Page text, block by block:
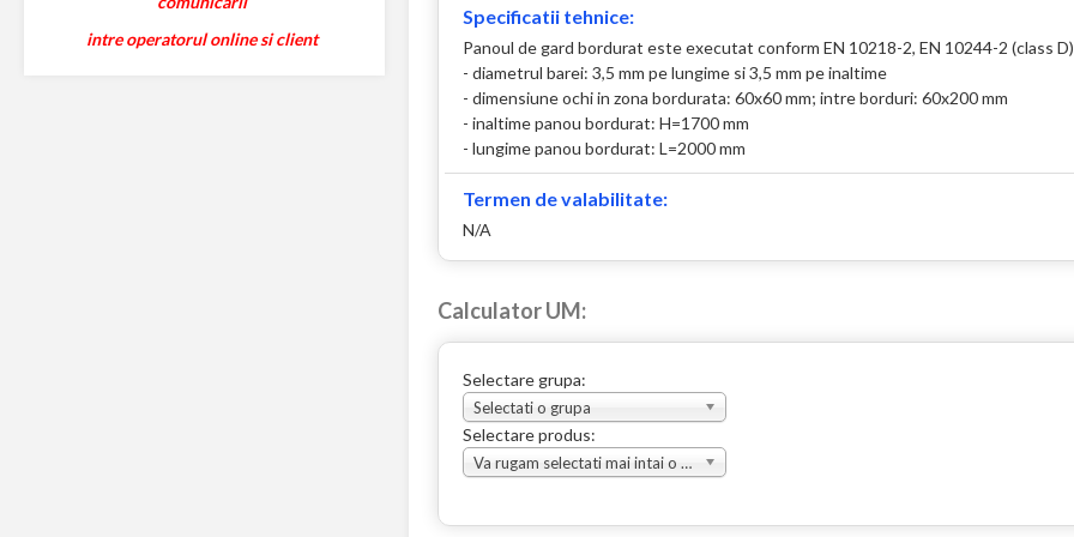
intre operatorul online si client
Specificatii tehnice:
Panoul de gard bordurat este executat conform EN 10218-2, EN 10244-2 (class D)
- diametrul barei: 3,5 mm pe lungime si 3,5 mm pe inaltime
- dimensiune ochi in zona bordurata: 60x60 mm; intre borduri: 60x200 mm
- inaltime panou bordurat: H=1700 mm
- lungime panou bordurat: L=2000 mm
Termen de valabilitate:
N/A
Calculator UM:
Selectare grupa:
Selectati o grupa
Selectare produs:
Va rugam selectati mai intai o grupa